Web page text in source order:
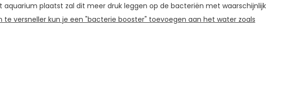
plaatst zal dit meer druk leggen op de bacteriën met waarschijnlijk
versneller kun je een "bacterie booster" toevoegen aan het water zoals